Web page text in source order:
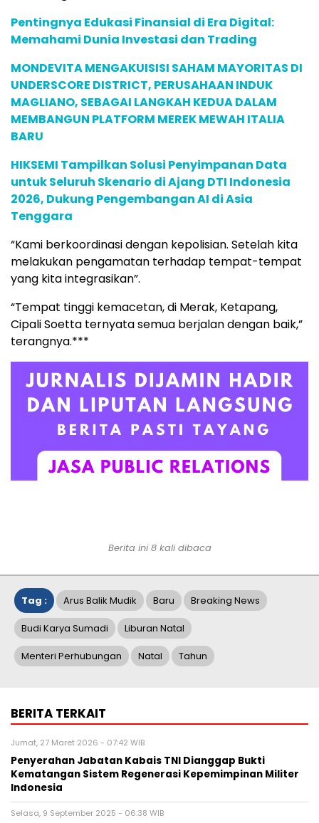
Pentingnya Edukasi Finansial di Era Digital:
Memahami Dunia Investasi dan Trading
MONDEVITA MENGAKUISISI SAHAM MAYORITAS DI
UNDERSCORE DISTRICT, PERUSAHAAN INDUK
MAGLIANO, SEBAGAI LANGKAH KEDUA DALAM
MEMBANGUN PLATFORM MEREK MEWAH ITALIA
BARU
HIKSEMI Tampilkan Solusi Penyimpanan Data
untuk Seluruh Skenario di Ajang DTI Indonesia
2026, Dukung Pengembangan AI di Asia
Tenggara
“Kami berkoordinasi dengan kepolisian. Setelah kita
melakukan pengamatan terhadap tempat-tempat
yang kita integrasikan”.
“Tempat tinggi kemacetan, di Merak, Ketapang,
Cipali Soetta ternyata semua berjalan dengan baik,”
terangnya.***
Berita ini 8 kali dibaca
Tag : Arus Balik Mudik Baru Breaking News
Budi Karya Sumadi Liburan Natal
Menteri Perhubungan Natal Tahun
BERITA TERKAIT
Jumat, 27 Maret 2026 - 07:42 WIB
Penyerahan Jabatan Kabais TNI Dianggap Bukti
Kematangan Sistem Regenerasi Kepemimpinan Militer
Indonesia
Selasa, 9 September 2025 - 06:38 WIB